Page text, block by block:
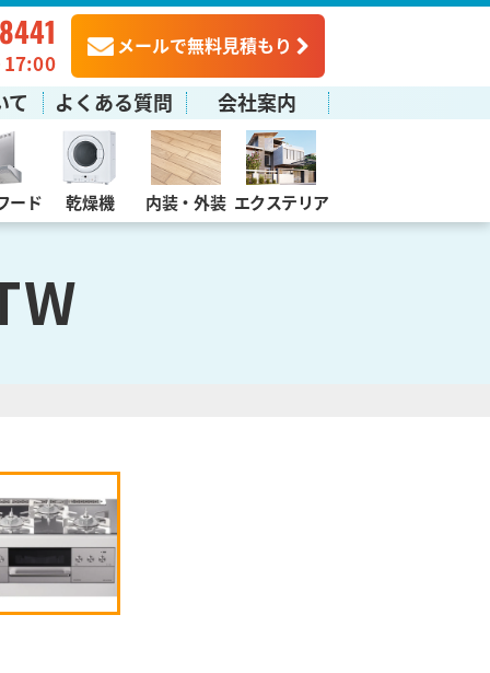
17:00
メールで無料見積もり
て よくある質問 会社案内
ード 乾燥機 内装・外装 エクステリア